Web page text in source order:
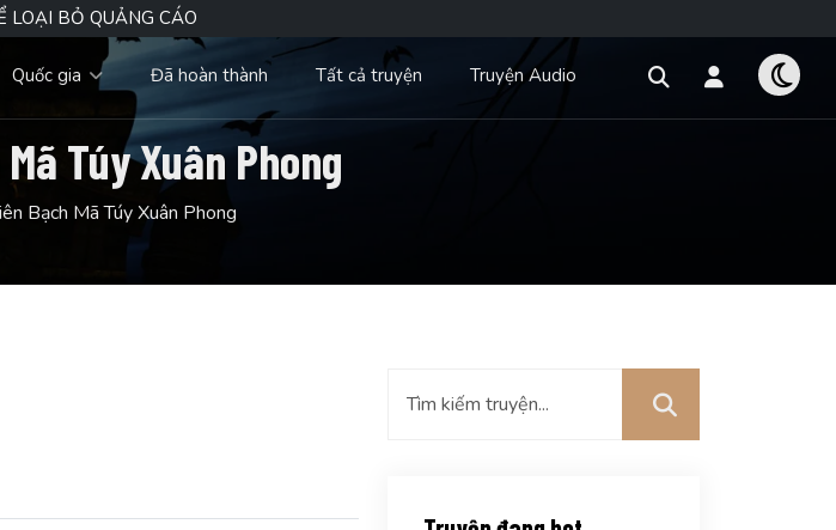
BỎ QUẢNG CÁO
Quốc gia Đã hoàn thành Tất cả truyện Truyện Audio
Túy Xuân Phong
Bạch Mã Túy Xuân Phong